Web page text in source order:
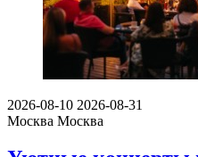
2026-08-10 2026-08-31
Москва Москва